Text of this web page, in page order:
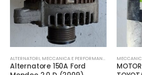
ALTERNATORI, MECCANICA E PERFORMANCE
Alternatore 150A Ford